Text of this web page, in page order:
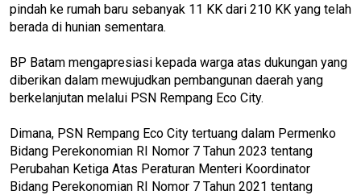
pindah ke rumah baru sebanyak 11 KK dari 210 KK yang telah
berada di hunian sementara.
BP Batam mengapresiasi kepada warga atas dukungan yang
diberikan dalam mewujudkan pembangunan daerah yang
berkelanjutan melalui PSN Rempang Eco City.
Dimana, PSN Rempang Eco City tertuang dalam Permenko
Bidang Perekonomian RI Nomor 7 Tahun 2023 tentang
Perubahan Ketiga Atas Peraturan Menteri Koordinator
Bidang Perekonomian RI Nomor 7 Tahun 2021 tentang